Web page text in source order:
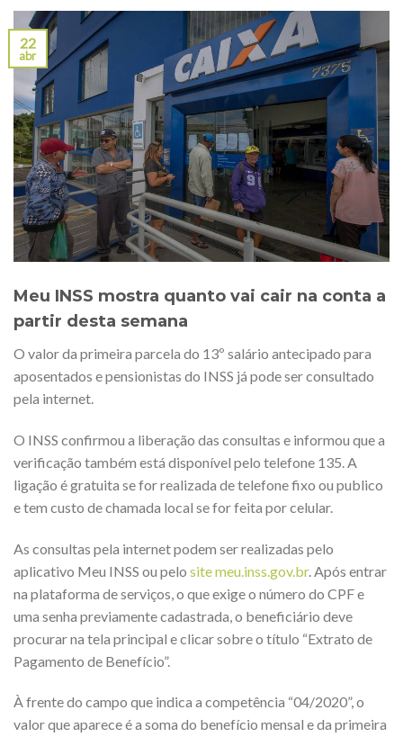
22
abr
Meu INSS mostra quanto vai cair na conta a
partir desta semana
O valor da primeira parcela do 13º salário antecipado para
aposentados e pensionistas do INSS já pode ser consultado
pela internet.
O INSS confirmou a liberação das consultas e informou que a
verificação também está disponível pelo telefone 135. A
ligação é gratuita se for realizada de telefone fixo ou publico
e tem custo de chamada local se for feita por celular.
As consultas pela internet podem ser realizadas pelo
aplicativo Meu INSS ou pelo site meu.inss.gov.br. Após entrar
na plataforma de serviços, o que exige o número do CPF e
uma senha previamente cadastrada, o beneficiário deve
procurar na tela principal e clicar sobre o título “Extrato de
Pagamento de Benefício”.
À frente do campo que indica a competência “04/2020”, o
valor que aparece é a soma do benefício mensal e da primeira